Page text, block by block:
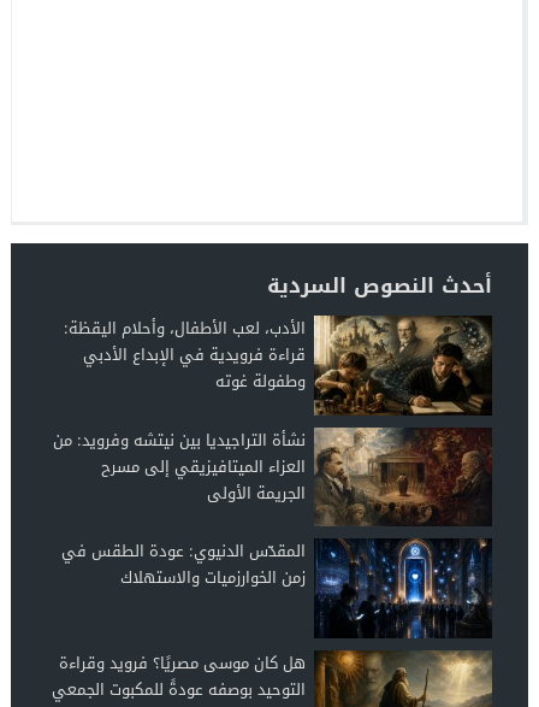
أحدث النصوص السردية
الأدب، لعب الأطفال، وأحلام اليقظة:
قراءة فرويدية في الإبداع الأدبي
وطفولة غوته
نشأة التراجيديا بين نيتشه وفرويد: من
العزاء الميتافيزيقي إلى مسرح
الجريمة الأولى
المقدّس الدنيوي: عودة الطقس في
زمن الخوارزميات والاستهلاك
هل كان موسى مصريًا؟ فرويد وقراءة
التوحيد بوصفه عودةً للمكبوت الجمعي